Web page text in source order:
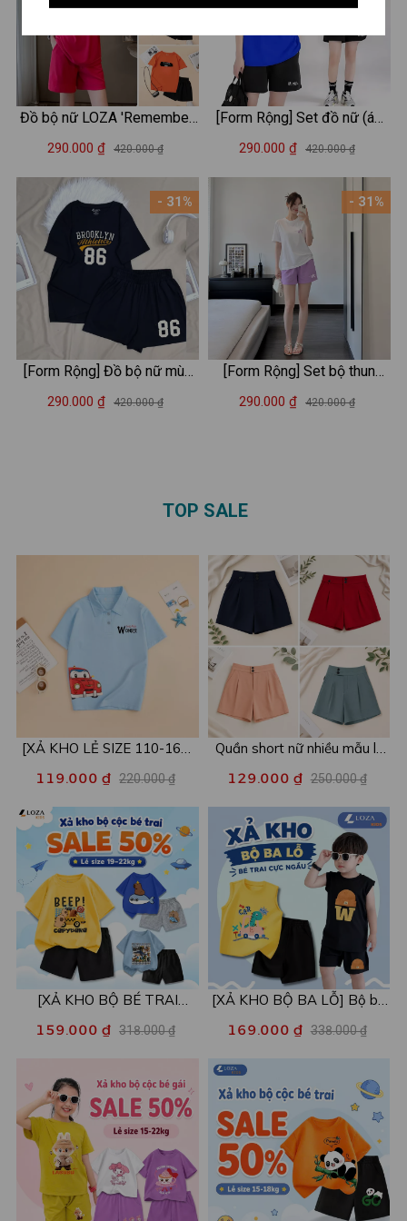
Đồ bộ nữ LOZA 'Remember'
form rộng - Set đồ nữ mùa
chiều - BP15
290.000 ₫ 420.000 ₫
- 31%
[Form Rộng] Đồ bộ nữ mùa
hè số 86 - Set đồ nữ LOZA
290.000 ₫ 420.000 ₫
[Form Rộng] Set đồ nữ (áo
thun form rộng + quần đùi) đi
- BP287
290.000 ₫ 420.000 ₫
- 31%
[Form Rộng] Set bộ thun
cotton nữ hình in ngôi sao -
290.000 ₫ 420.000 ₫
[XẢ KHO LẺ SIZE 110-160]
mẫu - Áo trẻ em từ 15-42kg
- Loza Kids XPL001
119.000 ₫ 220.000 ₫
Quần short nữ nhiều mẫu lẻ
còn 99k/c - Loza XA016
129.000 ₫ 250.000 ₫
[XẢ KHO BỘ BÉ TRAI
nhiều mẫu - Quần áo bé trai
XB003
159.000 ₫ 318.000 ₫
[XẢ KHO BỘ BA LỖ] Bộ ba
size từ 15-40kg - Quần áo
bé trai - Loza Kids XABL01
169.000 ₫ 338.000 ₫
TOP SALE